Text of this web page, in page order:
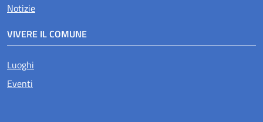
Notizie
VIVERE IL COMUNE
Luoghi
Eventi